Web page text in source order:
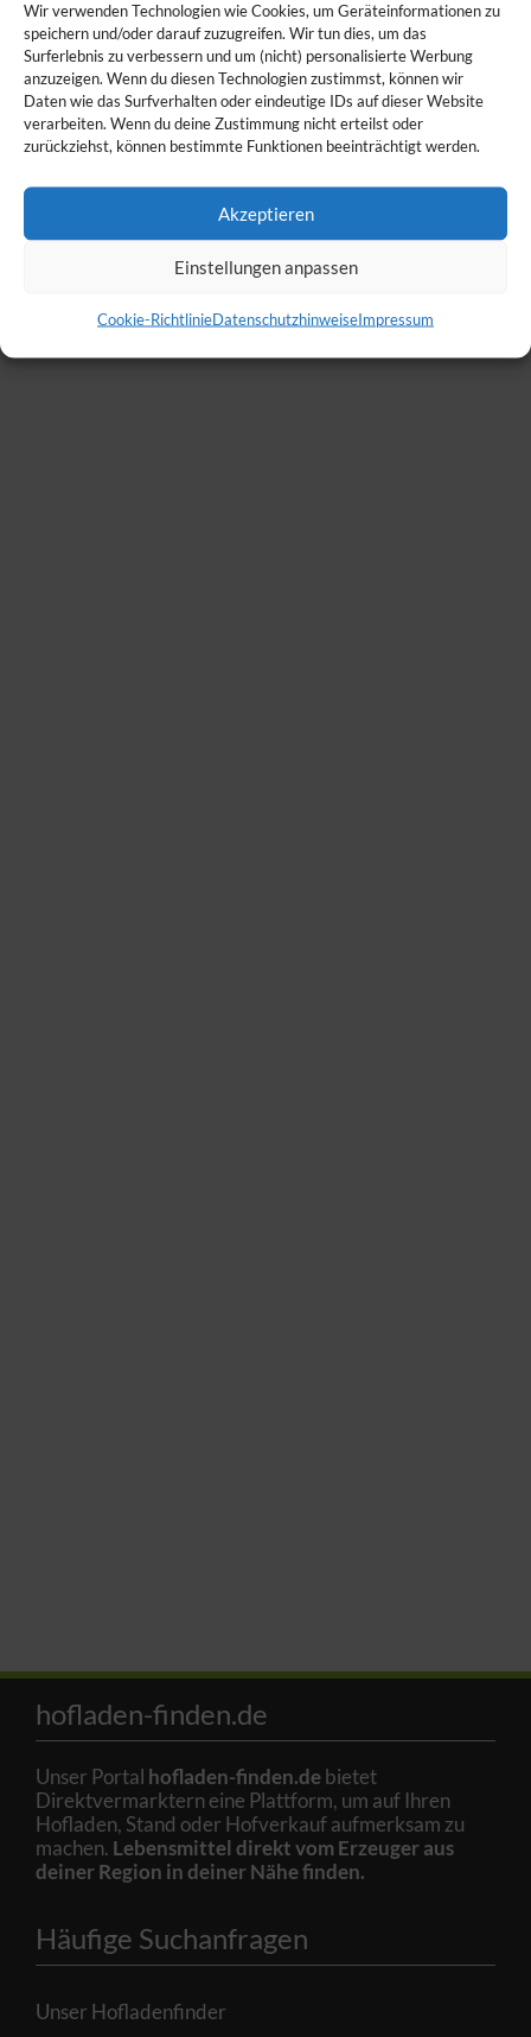
Wir verwenden Technologien wie Cookies, um Geräteinformationen zu
speichern und/oder darauf zuzugreifen. Wir tun dies, um das
Surferlebnis zu verbessern und um (nicht) personalisierte Werbung
anzuzeigen. Wenn du diesen Technologien zustimmst, können wir
Daten wie das Surfverhalten oder eindeutige IDs auf dieser Website
verarbeiten. Wenn du deine Zustimmung nicht erteilst oder
zurückziehst, können bestimmte Funktionen beeinträchtigt werden.
Akzeptieren
Einstellungen anpassen
Cookie-RichtlinieDatenschutzhinweiseImpressum
hofladen-finden.de
Unser Portal hofladen-finden.debietet
Direktvermarktern eine Plattform, um auf Ihren
Hofladen, Stand oder Hofverkauf aufmerksam zu
machen. Lebensmittel direkt vom Erzeuger aus
deiner Region in deiner Nähe finden.
Häufige Suchanfragen
Unser Hofladenfinder